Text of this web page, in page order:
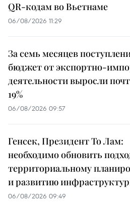
QR-кодам во Вьетнаме
06/08/2026 11:29
За семь месяцев
бюджет от экспортно-
деятельности выросли
19%
06/08/2026 09:57
Генсек, Президент То Лам:
необходимо обновить
территориальному
и развитию
06/08/2026 09:49